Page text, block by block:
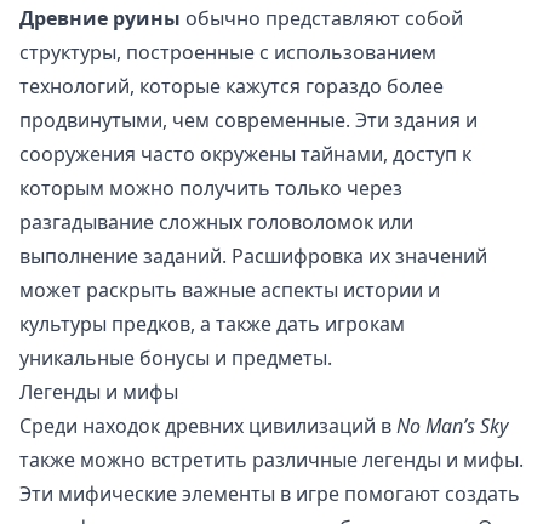
Древние руины обычно представляют собой
структуры, построенные с использованием
технологий, которые кажутся гораздо более
продвинутыми, чем современные. Эти здания и
сооружения часто окружены тайнами, доступ к
которым можно получить только через
разгадывание сложных головоломок или
выполнение заданий. Расшифровка их значений
может раскрыть важные аспекты истории и
культуры предков, а также дать игрокам
уникальные бонусы и предметы.
Легенды и мифы
Среди находок древних цивилизаций вNo Man’s Sky
также можно встретить различные легенды и мифы.
Эти мифические элементы в игре помогают создать